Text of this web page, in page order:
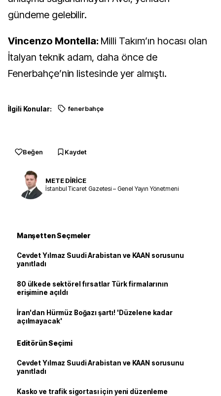
gündeme gelebilir.
Vincenzo Montella: Milli Takım’ın hocası olan
İtalyan teknik adam, daha önce de
Fenerbahçe’nin listesinde yer almıştı.
İlgili Konular: fenerbahçe
Beğen Kaydet
METE DİRİCE
İstanbul Ticaret Gazetesi – Genel Yayın Yönetmeni
Manşetten Seçmeler
Cevdet Yılmaz Suudi Arabistan ve KAAN sorusunu
yanıtladı
80 ülkede sektörel fırsatlar Türk firmalarının
erişimine açıldı
İran'dan Hürmüz Boğazı şartı! 'Düzelene kadar
açılmayacak'
Editörün Seçimi
Cevdet Yılmaz Suudi Arabistan ve KAAN sorusunu
yanıtladı
Kasko ve trafik sigortası için yeni düzenleme